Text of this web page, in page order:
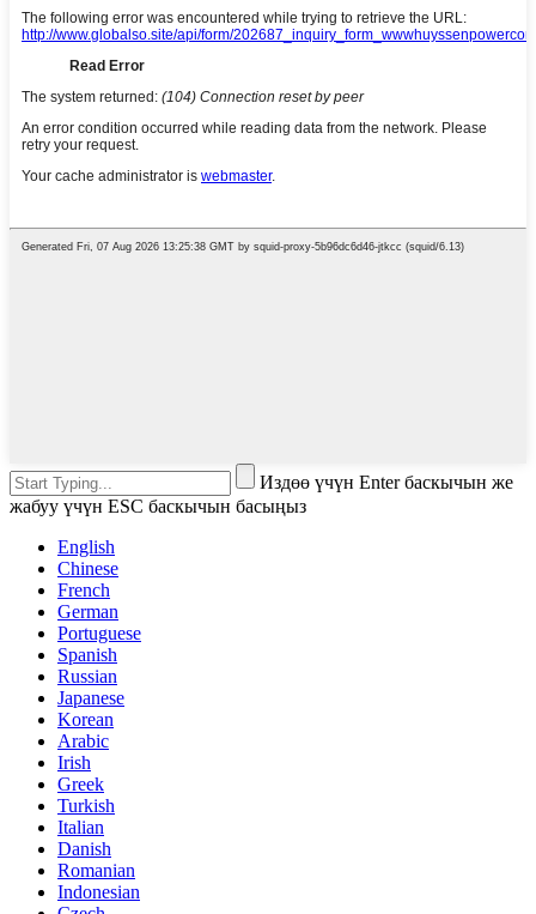
Издөө үчүн Enter баскычын же
жабуу үчүн ESC баскычын басыңыз
English
Chinese
French
German
Portuguese
Spanish
Russian
Japanese
Korean
Arabic
Irish
Greek
Turkish
Italian
Danish
Romanian
Indonesian